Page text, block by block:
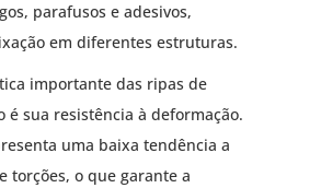
parafusos e adesivos,
em diferentes estruturas.
importante das ripas de
é sua resistência à deformação.
uma baixa tendência a
torções, o que garante a